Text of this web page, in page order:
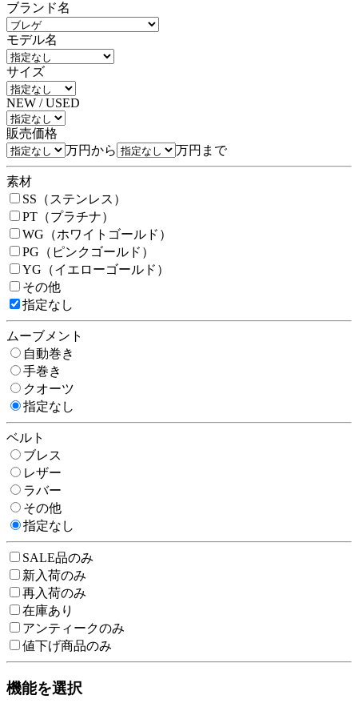
ブランド名
モデル名
サイズ
NEW / USED
販売価格
万円から
万円まで
素材
SS（ステンレス）
PT（プラチナ）
WG（ホワイトゴールド）
PG（ピンクゴールド）
YG（イエローゴールド）
その他
指定なし
ムーブメント
自動巻き
手巻き
クオーツ
指定なし
ベルト
ブレス
レザー
ラバー
その他
指定なし
SALE品のみ
新入荷のみ
再入荷のみ
在庫あり
アンティークのみ
値下げ商品のみ
機能を選択